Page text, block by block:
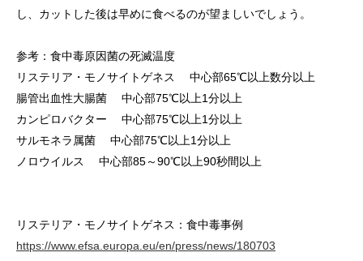
し、カットした後は早めに食べるのが望ましいでしょう。
参考：食中毒原因菌の死滅温度
リステリア・モノサイトゲネス 中心部65℃以上数分以上
腸管出血性大腸菌 中心部75℃以上1分以上
カンピロバクター 中心部75℃以上1分以上
サルモネラ属菌 中心部75℃以上1分以上
ノロウイルス 中心部85～90℃以上90秒間以上
リステリア・モノサイトゲネス：食中毒事例
https://www.efsa.europa.eu/en/press/news/180703